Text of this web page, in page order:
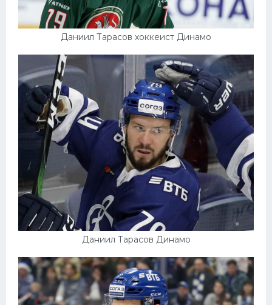
Даниил Тарасов хоккеист Динамо
Даниил Тарасов Динамо